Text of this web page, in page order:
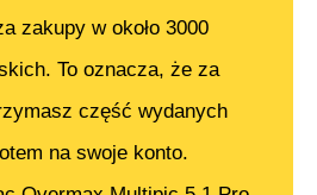
zakupy w około 3000
To oznacza, że za
część wydanych
na swoje konto.